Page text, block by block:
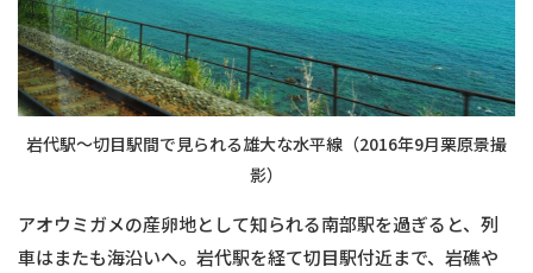
岩代駅～切目駅間で見られる雄大な水平線（2016年9月栗原景撮
影）
アオウミガメの産卵地として知られる南部駅を過ぎると、列
車はまたも海沿いへ。岩代駅を経て切目駅付近まで、岩礁や